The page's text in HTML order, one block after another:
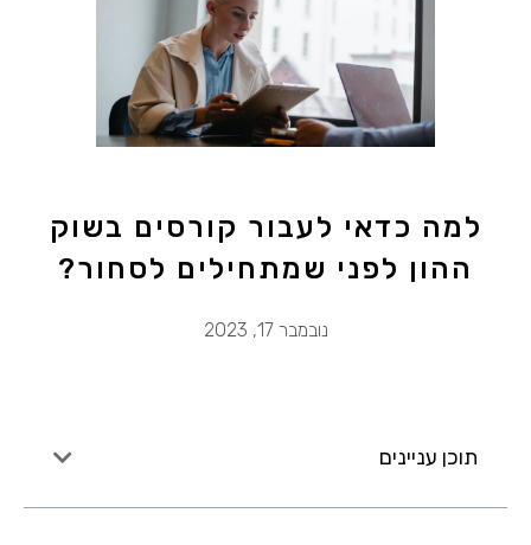
למה כדאי לעבור קורסים בשוק
ההון לפני שמתחילים לסחור?
נובמבר 17, 2023
תוכן עניינים